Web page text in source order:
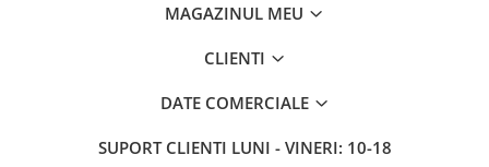
MAGAZINUL MEU
CLIENTI
DATE COMERCIALE
SUPORT CLIENTI LUNI - VINERI: 10-18